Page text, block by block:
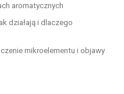
aromatycznych
działają i dlaczego
mikroelementu i objawy